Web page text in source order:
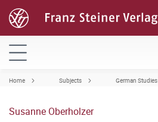
Home Subjects German Studies
Susanne Oberholzer